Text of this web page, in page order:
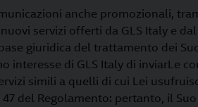
anche promozionali,
servizi offerti da GLS Italy e
giuridica del trattamento dei
interesse di GLS Italy di inviarLe
simili a quelli di cui Lei
del Regolamento: pertanto, il